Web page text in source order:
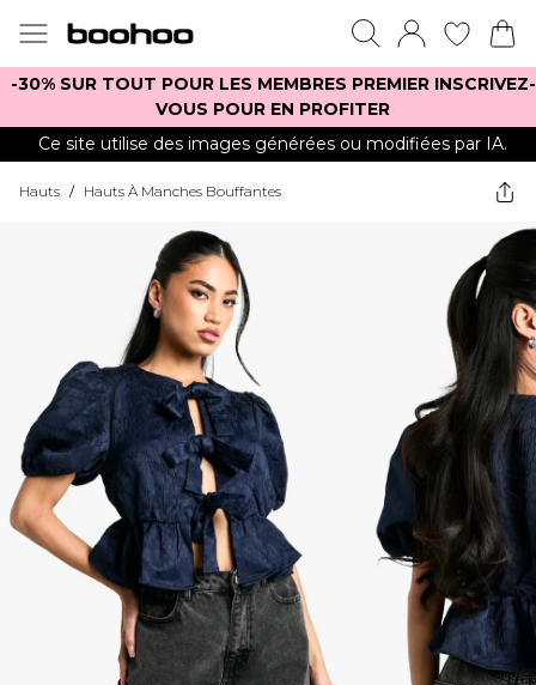
-30% SUR TOUT POUR LES MEMBRES PREMIER INSCRIVEZ-
VOUS POUR EN PROFITER
Ce site utilise des images générées ou modifiées par IA.
Hauts / Hauts À Manches Bouffantes